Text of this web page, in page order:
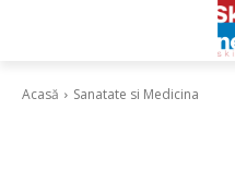
Acasă Sanatate si Medicina